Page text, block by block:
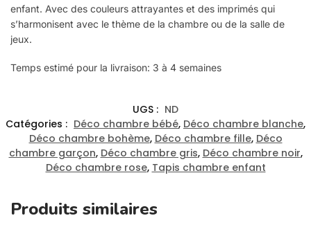
enfant. Avec des couleurs attrayantes et des imprimés qui
s’harmonisent avec le thème de la chambre ou de la salle de
jeux.
Temps estimé pour la livraison: 3 à 4 semaines
UGS : ND
Catégories : Déco chambre bébé, Déco chambre blanche,
Déco chambre bohème, Déco chambre fille, Déco
chambre garçon, Déco chambre gris, Déco chambre noir,
Déco chambre rose, Tapis chambre enfant
Produits similaires